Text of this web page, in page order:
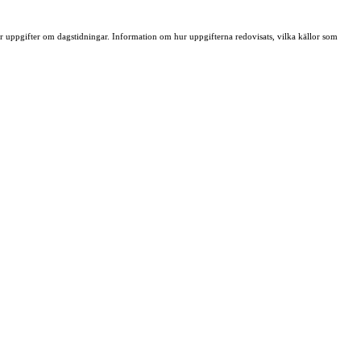
uppgifter om dagstidningar. Information om hur uppgifterna redovisats, vilka källor som